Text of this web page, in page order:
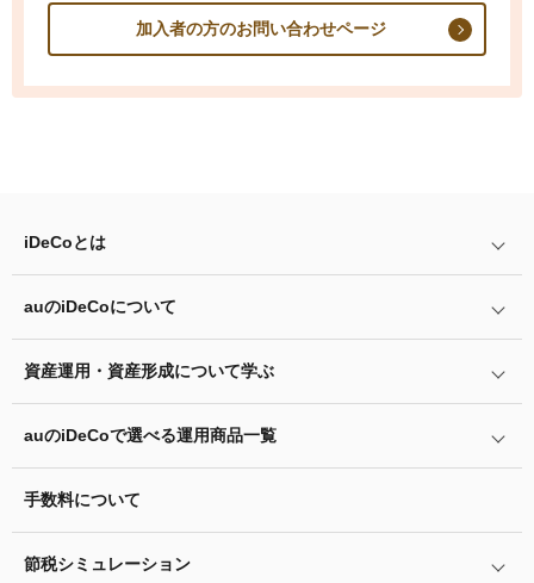
加入者の方のお問い合わせページ
iDeCoとは
iDeCoとは
iDeCoのメリットと留意点
掛金と拠出限度額
iDeCoの給付金について
脱退一時金について
auのiDeCoについて
auのiDeCoについて
の加入方法
他社のiDeCoからの変更方法
年単位拠出(掛金の納付月と金額を指定)について
資産運用・資産形成について学ぶ
あなたのお金を働き者に
マネーのレシピ
用語集
auのiDeCoで選べる運用商品一覧
リスク許容度診断
運用商品を知ろう
手数料について
節税シミュレーション